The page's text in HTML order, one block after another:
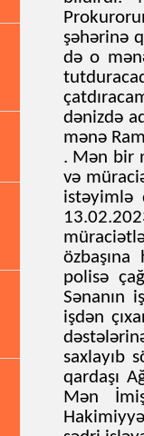
şəhərinə
də o
dənizdə
mənə
. Mən bir
və
istəyimlə
polisə
Sənanın
işdən
saxlayıb
qardaşı
Mən